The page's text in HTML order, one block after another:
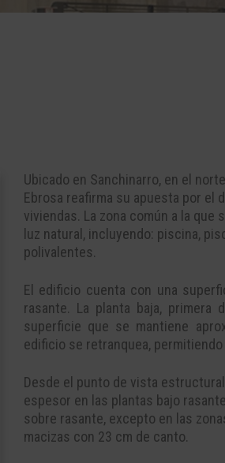
Ubicado en Sanchinarro, en el
Ebrosa reafirma su apuesta por el
viviendas. La zona común a la
luz natural, incluyendo: piscina,
polivalentes.
El edificio cuenta con una
rasante. La planta baja,
superficie que se mantiene
edificio se retranquea,
Desde el punto de vista
espesor en las plantas bajo
sobre rasante, excepto en las
macizas con 23 cm de canto.